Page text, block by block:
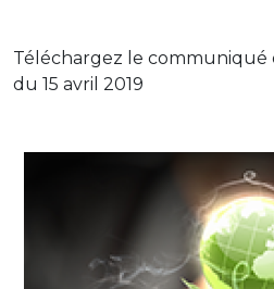
Téléchargez le communiqué
du 15 avril 2019